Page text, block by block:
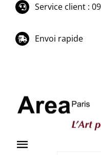
Service client :
Envoi rapide